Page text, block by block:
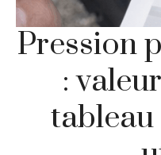
Pression
:
tableau